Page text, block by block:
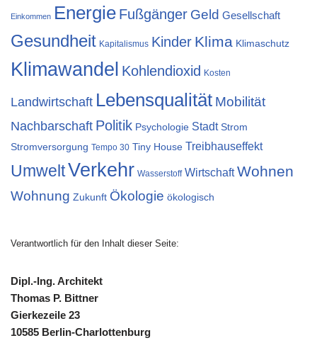
Einkommen Energie Fußgänger Geld Gesellschaft
Gesundheit Kapitalismus Kinder Klima Klimaschutz
Klimawandel Kohlendioxid Kosten
Landwirtschaft Lebensqualität Mobilität
Nachbarschaft Politik Psychologie Stadt Strom
Stromversorgung Tempo 30 Tiny House Treibhauseffekt
UmweltVerkehr Wasserstoff Wirtschaft Wohnen
Wohnung Zukunft Ökologie ökologisch
Verantwortlich für den Inhalt dieser Seite:
Dipl.-Ing. Architekt
Thomas P. Bittner
Gierkezeile 23
10585 Berlin-Charlottenburg